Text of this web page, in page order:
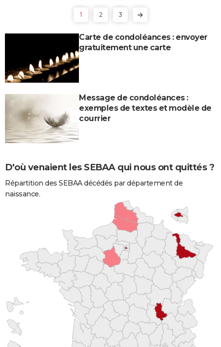
1 2 3
Carte de condoléances : envoyer
gratuitement une carte
Message de condoléances :
exemples de textes et modèle de
courrier
D'où venaient les SEBAA qui nous ont quittés ?
Répartition des SEBAA décédés par département de
naissance.